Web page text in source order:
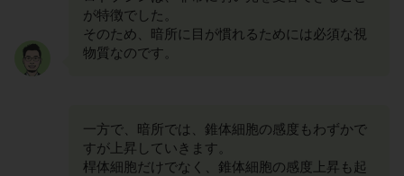
が特徴でした。
そのため、暗所に目が慣れるためには必須な視
物質なのです。
一方で、暗所では、錐体細胞の感度もわずかで
すが上昇していきます。
桿体細胞だけでなく、錐体細胞の感度上昇も起